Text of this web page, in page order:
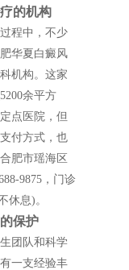
的机构
程中，不少
华夏白癜风
机构。这家
余平方
点医院，但
付方式，也
肥市瑶海区
9875，门诊
休息)。
保护
团队和科学
一支经验丰